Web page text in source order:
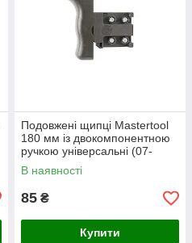
Подовжені щипці Mastertool
180 мм із двокомпонентною
ручкою універсальні (07-
0900)
В наявності
85 ₴
Купити